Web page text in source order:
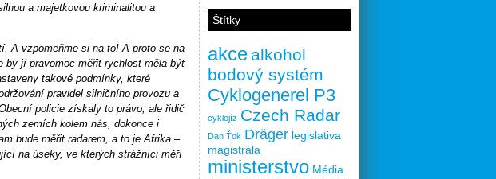
a majetkovou kriminalitou a
A vzpomeňme si na to! A proto se na
by jí pravomoc měřit rychlost měla být
takové podmínky, které
pravidel silničního provozu a
policie získaly to právo, ale řidič
zemích kolem nás, dokonce i
bude měřit radarem, a to je Afrika –
na úseky, ve kterých strážníci měří
Štítky
akce alkohol
bodový systém
Cyklogenerel P3
cyklojíz Czech Radar
Dan Ťok Dräger legislativa
magistrála
ministerstvo Média